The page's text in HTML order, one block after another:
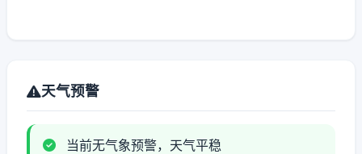
天气预警
当前无气象预警，天气平稳